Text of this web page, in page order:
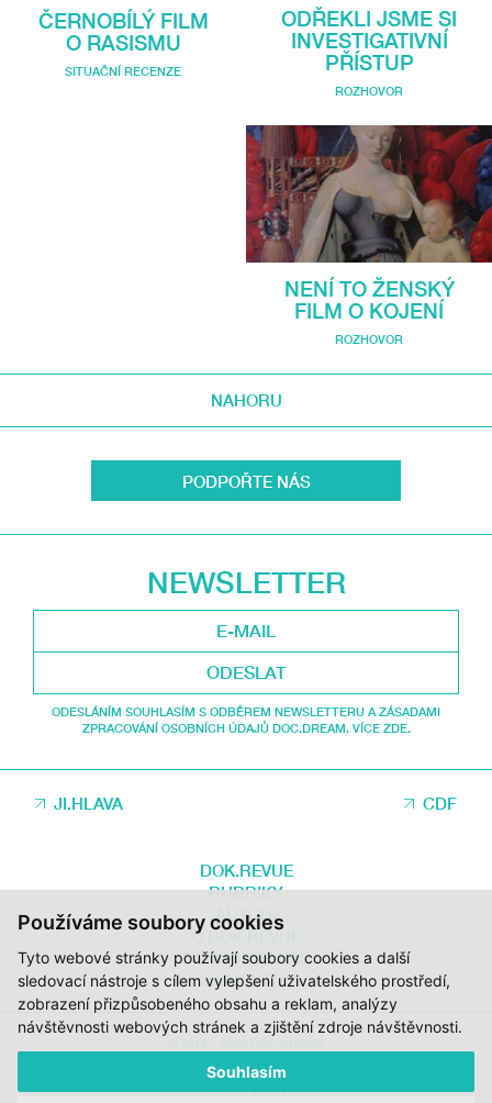
Používáme soubory cookies
Tyto webové stránky používají soubory cookies a další
sledovací nástroje s cílem vylepšení uživatelského prostředí,
zobrazení přizpůsobeného obsahu a reklam, analýzy
návštěvnosti webových stránek a zjištění zdroje návštěvnosti.
Souhlasím
ČERNOBÍLÝ FILM
O RASISMU
SITUAČNÍ RECENZE
ODŘEKLI JSME SI
INVESTIGATIVNÍ
PŘÍSTUP
ROZHOVOR
NENÍ TO ŽENSKÝ
FILM O KOJENÍ
ROZHOVOR
NAHORU
PODPOŘTE NÁS
NEWSLETTER
ODESLAT
ODESLÁNÍM SOUHLASÍM S ODBĚREM NEWSLETTERU A ZÁSADAMI
ZPRACOVÁNÍ OSOBNÍCH ÚDAJŮ DOC.DREAM. VÍCE ZDE.
JI.HLAVA CDF
DOK.REVUE
RUBRIKY
AUTOŘI
O DOK.REVUE
PODPOŘTE NÁS
KONTAKTY
ZA PODPORY STÁTNÍHO FONDU KINEMATOGRAFIE, KRAJE VYSOČINA A
MINISTERSTVA KULTURY ČR.